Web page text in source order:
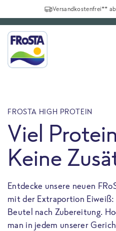
Versandkostenfrei**
FROSTA HIGH PROTEIN
Viel
Keine
Entdecke unsere neuen
mit der Extraportion
Beutel nach Zubereitung.
man in jedem unserer